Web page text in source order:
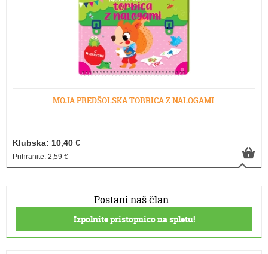
MOJA PREDŠOLSKA TORBICA Z NALOGAMI
Klubska: 10,40 €
Prihranite: 2,59 €
Postani naš član
Izpolnite pristopnico na spletu!